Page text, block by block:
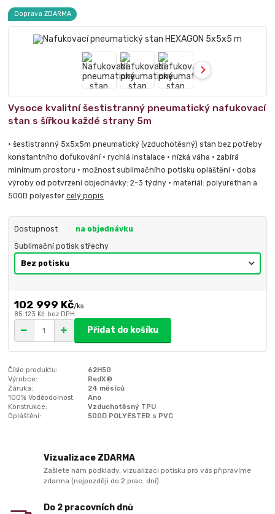
Doprava ZDARMA
Vysoce kvalitní šestistranný pneumatický nafukovací
stan s šířkou každé strany 5m
• šestistranný 5x5x5m pneumatický (vzduchotěsný) stan bez potřeby
konstantního dofukování • rychlá instalace • nízká váha • zabírá
minimum prostoru • možnost sublimačního potisku opláštění • doba
výroby od potvrzení objednávky: 2-3 týdny • materiál: polyurethan a
500D polyestercelý popis
Dostupnost na objednávku
Sublimační potisk střechy
102 999 Kč/ks
85 123 Kč bez DPH
Přidat do košíku
Číslo produktu:
62H50
Výrobce:
RedX®
Záruka:
24 měsíců
100% Voděodolnost:
Ano
Konstrukce:
Vzduchotěsný TPU
Opláštění:
500D POLYESTER s PVC
Vizualizace ZDARMA
Zašlete nám podklady, vizualizaci potisku pro vás připravíme
zdarma (nejpozději do 2 prac. dní).
Do 2 pracovních dnů